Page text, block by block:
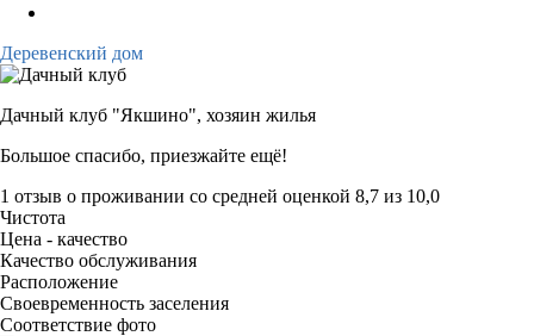
Деревенский дом
Дачный клуб "Якшино", хозяин жилья
Большое спасибо, приезжайте ещё!
1 отзыв о проживании со средней оценкой 8,7 из 10,0
Чистота
Цена - качество
Качество обслуживания
Расположение
Своевременность заселения
Соответствие фото